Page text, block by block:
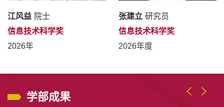
江风益 院士
信息技术科学奖
2026年
张建立 研究员
信息技术科学奖
2026年度
学部成果